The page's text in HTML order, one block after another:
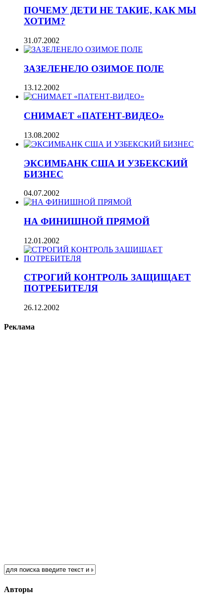
ПОЧЕМУ ДЕТИ НЕ ТАКИЕ, КАК МЫ
ХОТИМ?
31.07.2002
ЗАЗЕЛЕНЕЛО ОЗИМОЕ ПОЛЕ
13.12.2002
СНИМАЕТ «ПАТЕНТ-ВИДЕО»
13.08.2002
ЭКСИМБАНК США И УЗБЕКСКИЙ
БИЗНЕС
04.07.2002
НА ФИНИШНОЙ ПРЯМОЙ
12.01.2002
СТРОГИЙ КОНТРОЛЬ ЗАЩИЩАЕТ
ПОТРЕБИТЕЛЯ
26.12.2002
Реклама
Авторы